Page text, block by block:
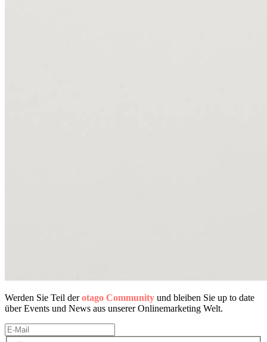
Werden Sie Teil derotago Community und bleiben Sie up to date
über Events und News aus unserer Onlinemarketing Welt.